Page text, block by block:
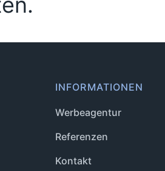
INFORMATIONEN
Werbeagentur
Referenzen
Kontakt